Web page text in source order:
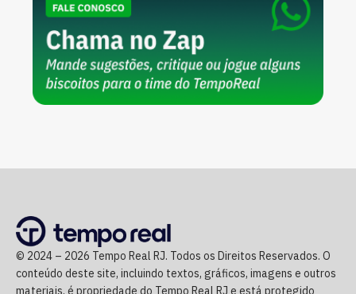
© 2024 – 2026 Tempo Real RJ. Todos os Direitos Reservados. O
conteúdo deste site, incluindo textos, gráficos, imagens e outros
materiais, é propriedade do Tempo Real RJ e está protegido